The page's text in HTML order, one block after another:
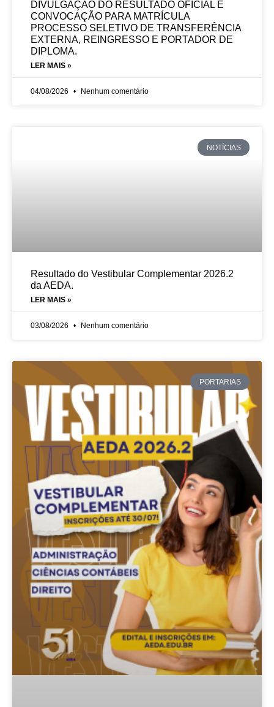
DIVULGAÇÃO DO RESULTADO OFICIAL E
CONVOCAÇÃO PARA MATRÍCULA
PROCESSO SELETIVO DE TRANSFERÊNCIA
EXTERNA, REINGRESSO E PORTADOR DE
DIPLOMA.
LER MAIS »
04/08/2026 Nenhum comentário
NOTÍCIAS
Resultado do Vestibular Complementar 2026.2
da AEDA.
LER MAIS »
03/08/2026 Nenhum comentário
PORTARIAS